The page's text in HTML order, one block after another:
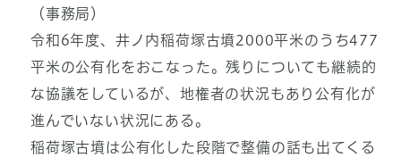
（事務局）
令和6年度、井ノ内稲荷塚古墳2000平米のうち477
平米の公有化をおこなった。残りについても継続的
な協議をしているが、地権者の状況もあり公有化が
進んでいない状況にある。
稲荷塚古墳は公有化した段階で整備の話も出てくる